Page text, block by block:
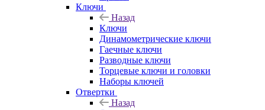
Ключи
Назад
Ключи
Динамометрические ключи
Гаечные ключи
Разводные ключи
Торцевые ключи и головки
Наборы ключей
Отвертки
Назад